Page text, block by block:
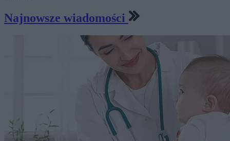
Najnowsze wiadomości